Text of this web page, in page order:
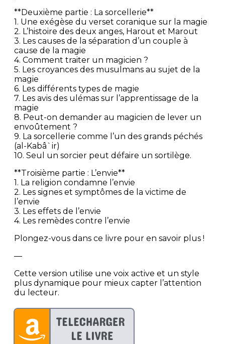
**Deuxième partie : La sorcellerie**
1. Une exégèse du verset coranique sur la magie
2. L’histoire des deux anges, Harout et Marout
3. Les causes de la séparation d’un couple à
cause de la magie
4. Comment traiter un magicien ?
5. Les croyances des musulmans au sujet de la
magie
6. Les différents types de magie
7. Les avis des ulémas sur l’apprentissage de la
magie
8. Peut-on demander au magicien de lever un
envoûtement ?
9. La sorcellerie comme l’un des grands péchés
(al-Kabâ`ir)
10. Seul un sorcier peut défaire un sortilège.
**Troisième partie : L’envie**
1. La religion condamne l’envie
2. Les signes et symptômes de la victime de
l’envie
3. Les effets de l’envie
4. Les remèdes contre l’envie
Plongez-vous dans ce livre pour en savoir plus !
—
Cette version utilise une voix active et un style
plus dynamique pour mieux capter l’attention
du lecteur.